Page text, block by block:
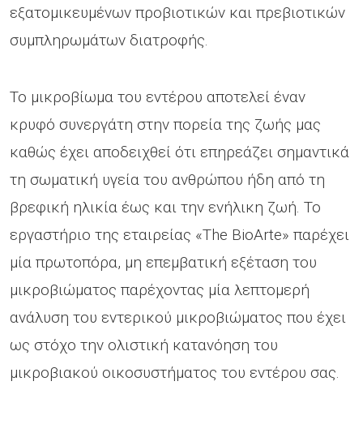
εξατομικευμένων προβιοτικών και πρεβιοτικών
συμπληρωμάτων διατροφής.
Το μικροβίωμα του εντέρου αποτελεί έναν
κρυφό συνεργάτη στην πορεία της ζωής μας
καθώς έχει αποδειχθεί ότι επηρεάζει σημαντικά
τη σωματική υγεία του ανθρώπου ήδη από τη
βρεφική ηλικία έως και την ενήλικη ζωή. Το
εργαστήριο της εταιρείας «The BioArte» παρέχει
μία πρωτοπόρα, μη επεμβατική εξέταση του
μικροβιώματος παρέχοντας μία λεπτομερή
ανάλυση του εντερικού μικροβιώματος που έχει
ως στόχο την ολιστική κατανόηση του
μικροβιακού οικοσυστήματος του εντέρου σας.